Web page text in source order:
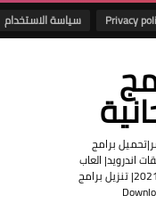
سياسة الاستخدام
برامج
اندرويد| العاب
مجانية|تحميل برامج كمبيوتر 2020-2021| تنزيل برامج